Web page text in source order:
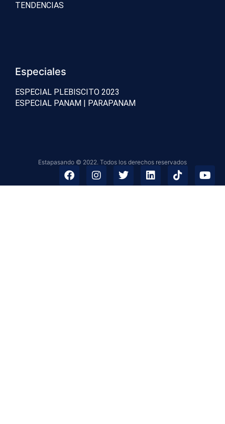
TENDENCIAS
Especiales
ESPECIAL PLEBISCITO 2023
ESPECIAL PANAM | PARAPANAM
Estapasando © 2022. Todos los derechos reservados